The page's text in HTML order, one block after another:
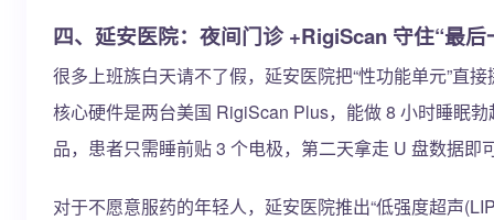
四、延安医院：夜间门诊 +RigiScan 守住“最后
很多上班族白天请不了假，延安医院把“性功能单元”直
核心硬件是两台美国 RigiScan Plus，能做 8 小时睡眠
品，患者只需睡前贴 3 个电极，第二天拿走 U 盘数据即
对于不愿意服药的年轻人，延安医院推出“低强度超声